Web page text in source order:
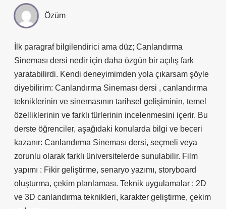
Özüm
İlk paragraf bilgilendirici ama düz; Canlandırma
Sineması dersi nedir için daha özgün bir açılış fark
yaratabilirdi. Kendi deneyimimden yola çıkarsam şöyle
diyebilirim: Canlandırma Sineması dersi , canlandırma
tekniklerinin ve sinemasının tarihsel gelişiminin, temel
özelliklerinin ve farklı türlerinin incelenmesini içerir. Bu
derste öğrenciler, aşağıdaki konularda bilgi ve beceri
kazanır: Canlandırma Sineması dersi, seçmeli veya
zorunlu olarak farklı üniversitelerde sunulabilir. Film
yapımı : Fikir geliştirme, senaryo yazımı, storyboard
oluşturma, çekim planlaması. Teknik uygulamalar : 2D
ve 3D canlandırma teknikleri, karakter geliştirme, çekim